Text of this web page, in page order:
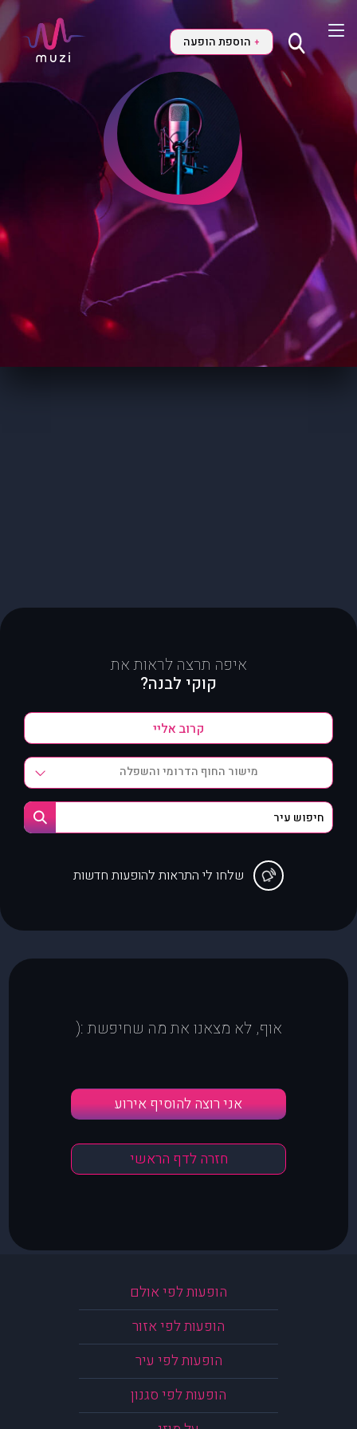
+ הוספת הופעה
איפה תרצה לראות את
קוקי לבנה?
מישור החוף הדרומי והשפלה
שלחו לי התראות להופעות חדשות
אוף, לא מצאנו את מה שחיפשת :(
אני רוצה להוסיף אירוע
חזרה לדף הראשי
הופעות לפי אולם
הופעות לפי אזור
הופעות לפי עיר
הופעות לפי סגנון